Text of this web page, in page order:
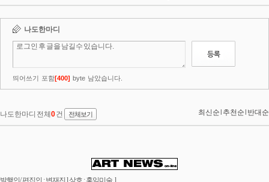
발행인/ 편집인 : 변재진 l 상호 : 홍익미술 l